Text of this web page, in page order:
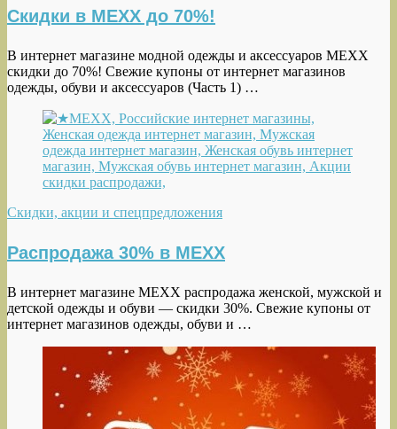
Скидки в MEXX до 70%!
В интернет магазине модной одежды и аксессуаров MEXX
скидки до 70%! Свежие купоны от интернет магазинов
одежды, обуви и аксессуаров (Часть 1) …
Скидки, акции и спецпредложения
Распродажа 30% в MEXX
В интернет магазине MEXX распродажа женской, мужской и
детской одежды и обуви — скидки 30%. Свежие купоны от
интернет магазинов одежды, обуви и …